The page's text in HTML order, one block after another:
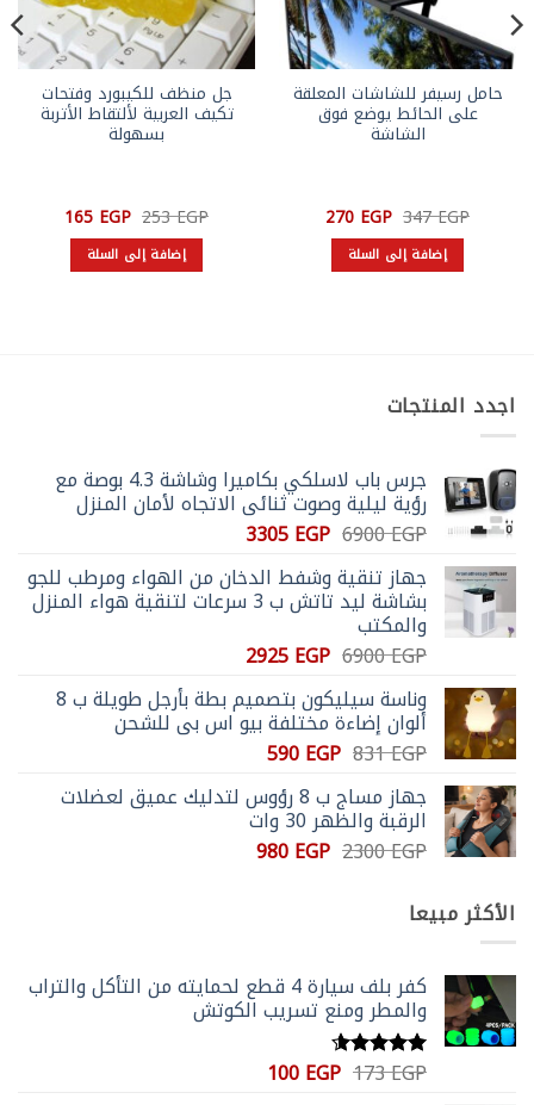
حامل رسيفر للشاشات المعلقة
على الحائط يوضع فوق
الشاشة
347EGP السعر
الأصلي
هو:
347 EGP.
270EGP السعر
الحالي
هو: إضافة إلى السلة
جل منظف للكيبورد وفتحات
تكيف العربية لألتقاط الأتربة
بسهولة
253EGP السعر
الأصلي
هو:
253 EGP.
165EGP السعر
الحالي
هو: إضافة إلى السلة
اجدد المنتجات
جرس باب لاسلكي بكاميرا وشاشة 4.3 بوصة مع
رؤية ليلية وصوت ثنائي الاتجاه لأمان المنزل
6900EGP السعر
هو:
6900 EGP.
3305EGP السعر
هو:
3305 EGP.
جهاز تنقية وشفط الدخان من الهواء ومرطب للجو
بشاشة ليد تاتش ب 3 سرعات لتنقية هواء المنزل
والمكتب
6900EGP السعر
هو:
6900 EGP.
2925EGP السعر
هو:
2925 EGP.
وناسة سيليكون بتصميم بطة بأرجل طويلة ب 8
ألوان إضاءة مختلفة بيو اس بي للشحن
831EGP السعر
هو:
831 EGP.
590EGP السعر
هو:
590 EGP.
جهاز مساج ب 8 رؤوس لتدليك عميق لعضلات
الرقبة والظهر 30 وات
2300EGP السعر980EGP السعر
الأكثر مبيعا
كفر بلف سيارة 4 قطع لحمايته من التأكل والتراب
والمطر ومنع تسريب الكوتش
تم التقييم
173EGP السعر100EGP السعر